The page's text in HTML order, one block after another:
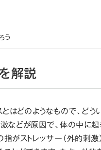
う
解説
とはどのようなもので、ど
などが原因で、体の中に
がストレッサー（外的刺